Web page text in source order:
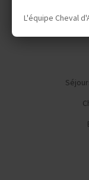
L'équipe Cheval